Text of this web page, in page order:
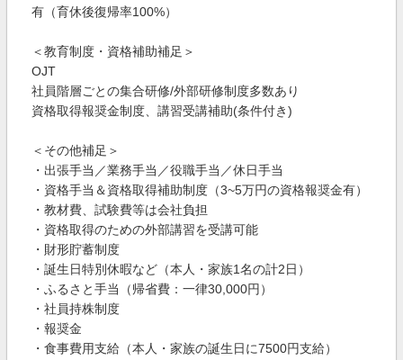
有（育休後復帰率100%）
＜教育制度・資格補助補足＞
OJT
社員階層ごとの集合研修/外部研修制度多数あり
資格取得報奨金制度、講習受講補助(条件付き)
＜その他補足＞
・出張手当／業務手当／役職手当／休日手当
・資格手当＆資格取得補助制度（3~5万円の資格報奨金有）
・教材費、試験費等は会社負担
・資格取得のための外部講習を受講可能
・財形貯蓄制度
・誕生日特別休暇など（本人・家族1名の計2日）
・ふるさと手当（帰省費：一律30,000円）
・社員持株制度
・報奨金
・食事費用支給（本人・家族の誕生日に7500円支給）